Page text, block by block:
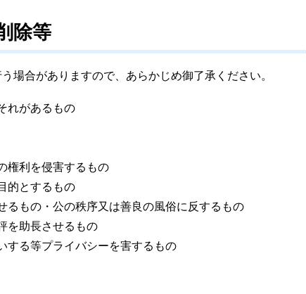
除等
合がありますので、あらかじめ御了承ください。
れがあるもの
権利を侵害するもの
的とするもの
るもの・公の秩序又は善良の風俗に反するもの
を助長させるもの
する等プライバシーを害するもの